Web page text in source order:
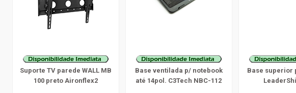
Suporte TV parede WALL MB
100 preto Aironflex2
Base ventilada p/ notebook
até 14pol. C3Tech NBC-112
Base superior